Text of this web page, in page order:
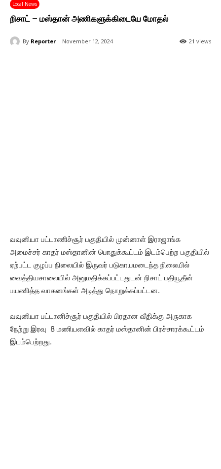
Local News
றிசாட் – மஸ்தான் அணிகளுக்கிடையே மோதல்
21 views
By Reporter November 12, 2024
வவுனியா பட்டாணிச்சூர் பகுதியில் முன்னாள் இராஜாங்க
அமைச்சர் காதர் மஸ்தானின் பொதுக்கூட்டம் இடம்பெற்ற பகுதியில்
ஏற்பட்ட குழப்ப நிலையில் இருவர் படுகாயமடைந்த நிலையில்
வைத்தியசாலையில் அனுமதிக்கப்பட்டதுடன் றிசாட் பதியூதீன்
பயணித்த வாகனங்கள் அடித்து நொறுக்கப்பட்டன.
வவுனியா பட்டானிச்சூர் பகுதியில் பிரதான வீதிக்கு அருகாக
நேற்று இரவு 8 மணியளவில் காதர் மஸ்தானின் பிரச்சாரக்கூட்டம்
இடம்பெற்றது.